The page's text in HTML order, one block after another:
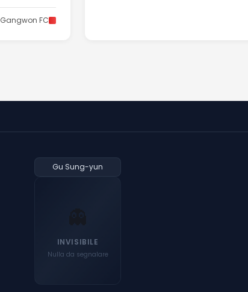
Gangwon FC
Gu Sung-yun
INVISIBILE
Nulla da segnalare